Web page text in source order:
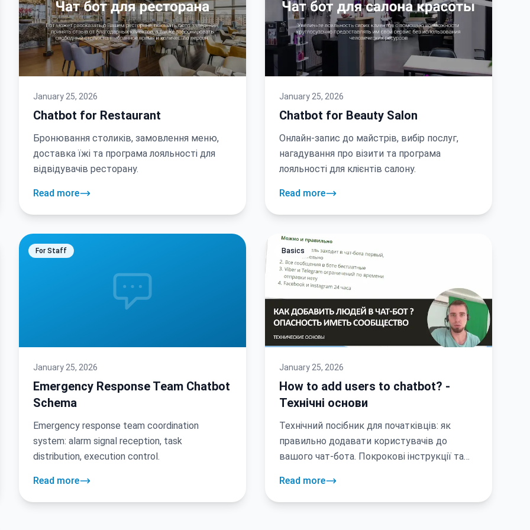
January 25, 2026
Chatbot for Restaurant
Бронювання столиків, замовлення меню,
доставка їжі та програма лояльності для
відвідувачів ресторану.
Read more
January 25, 2026
Chatbot for Beauty Salon
Онлайн-запис до майстрів, вибір послуг,
нагадування про візити та програма
лояльності для клієнтів салону.
Read more
For Staff
January 25, 2026
Emergency Response Team Chatbot
Schema
Emergency response team coordination
system: alarm signal reception, task
distribution, execution control.
Read more
Basics
January 25, 2026
How to add users to chatbot? -
Технічні основи
Технічний посібник для початківців: як
правильно додавати користувачів до
вашого чат-бота. Покрокові інструкції та
Read more